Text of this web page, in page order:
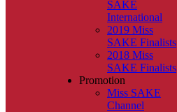
SAKE
International
2019 Miss
SAKE Finalists
2018 Miss
SAKE Finalists
Promotion
Miss SAKE
Channel